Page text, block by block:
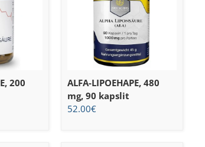
200
ALFA-LIPOEHAPE, 480
mg, 90 kapslit
52.00€